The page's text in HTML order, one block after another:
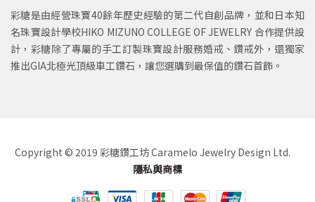
彩糖是由經營珠寶40餘年歷史經驗的第二代自創品牌，並和日本知
名珠寶設計學校HIKO MIZUNO COLLEGE OF JEWELRY 合作提供設
計，彩糖除了專屬的手工訂製珠寶設計服務婚戒、鑽戒外，還獨家
推出GIA北極光頂級車工鑽石，讓您選購到最保值的鑽石首飾。
Copyright © 2019 彩糖鑽工坊 Caramelo Jewelry Design Ltd.
隱私與商標